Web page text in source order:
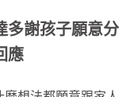
多謝孩子願意分
應